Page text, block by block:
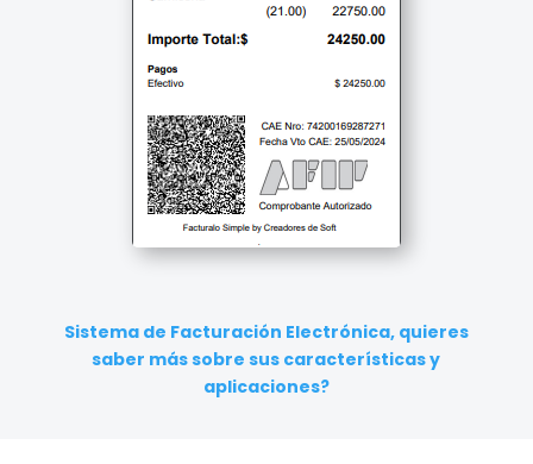
Sistema de Facturación Electrónica, quieres
saber más sobre sus características y
aplicaciones?